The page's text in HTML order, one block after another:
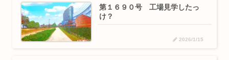
第１６９０号 工場見学したっ
け？
2026/1/15